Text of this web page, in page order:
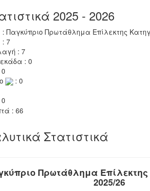
2025 - 2026
: Παγκύπριο Πρωτάθλημα Επίλεκτης
: 7
: 7
: 0
: 0
: 66
Στατιστικά
Πρωτάθλημα
2025/26